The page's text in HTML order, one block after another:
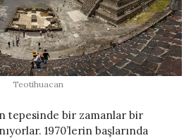
Teotihuacan
tepesinde bir zamanlar bir
1970’lerin başlarında